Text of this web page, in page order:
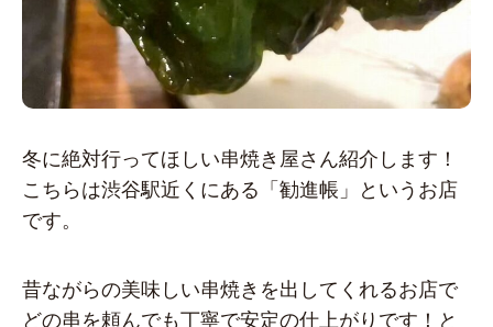
冬に絶対行ってほしい串焼き屋さん紹介します！
こちらは渋谷駅近くにある「勧進帳」というお店
です。
昔ながらの美味しい串焼きを出してくれるお店で
どの串を頼んでも丁寧で安定の仕上がりです！と